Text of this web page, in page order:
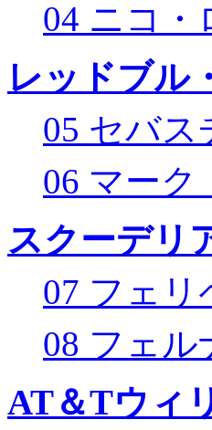
04 ニコ・
レッドブル
05 セバ
06 マーク
スクーデリ
07 フェリ
08 フェ
AT＆Tウィ